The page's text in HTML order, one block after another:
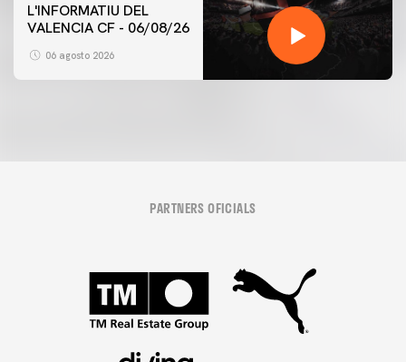
L'INFORMATIU DEL
VALENCIA CF - 06/08/26
06 agosto 2026
PARTNERS OFICIALS